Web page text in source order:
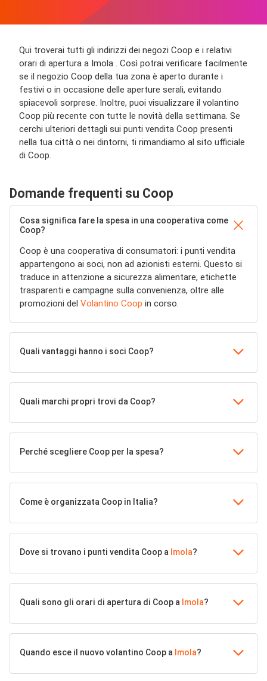
Qui troverai tutti gli indirizzi dei negozi Coop e i relativi
orari di apertura a Imola . Così potrai verificare facilmente
se il negozio Coop della tua zona è aperto durante i
festivi o in occasione delle aperture serali, evitando
spiacevoli sorprese. Inoltre, puoi visualizzare il volantino
Coop più recente con tutte le novità della settimana. Se
cerchi ulteriori dettagli sui punti vendita Coop presenti
nella tua città o nei dintorni, ti rimandiamo al sito ufficiale
di Coop.
Domande frequenti su Coop
Cosa significa fare la spesa in una cooperativa come
Coop?
Coop è una cooperativa di consumatori: i punti vendita
appartengono ai soci, non ad azionisti esterni. Questo si
traduce in attenzione a sicurezza alimentare, etichette
trasparenti e campagne sulla convenienza, oltre alle
promozioni del Volantino Coop in corso.
Quali vantaggi hanno i soci Coop?
Quali marchi propri trovi da Coop?
Perché scegliere Coop per la spesa?
Come è organizzata Coop in Italia?
Dove si trovano i punti vendita Coop a Imola?
Quali sono gli orari di apertura di Coop a Imola?
Quando esce il nuovo volantino Coop a Imola?